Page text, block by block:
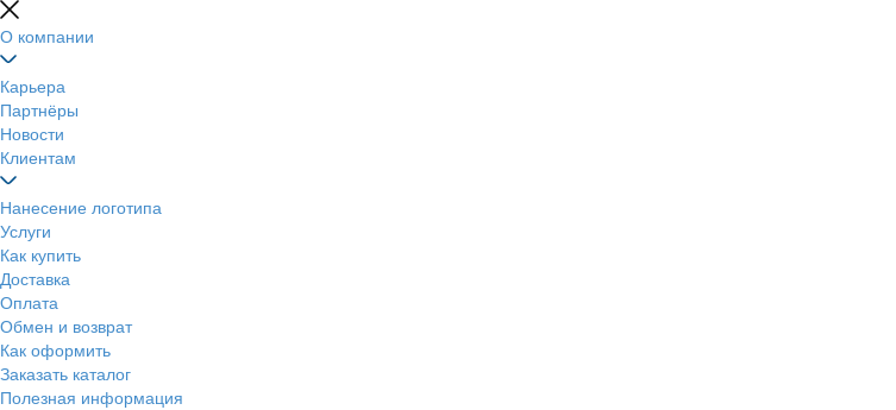
О компании
Карьера
Партнёры
Новости
Клиентам
Нанесение логотипа
Услуги
Как купить
Доставка
Оплата
Обмен и возврат
Как оформить
Заказать каталог
Полезная информация